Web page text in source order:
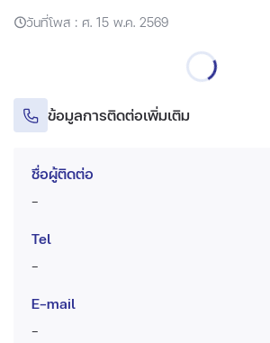
วันที่โพส : ศ. 15 พ.ค. 2569
ข้อมูลการติดต่อเพิ่มเติม
ชื่อผู้ติดต่อ
-
Tel
-
E-mail
-